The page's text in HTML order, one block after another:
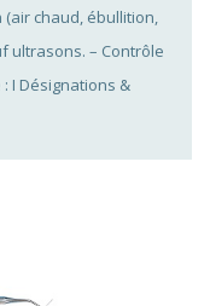
chaud, ébullition,
ultrasons. – Contrôle
I Désignations &